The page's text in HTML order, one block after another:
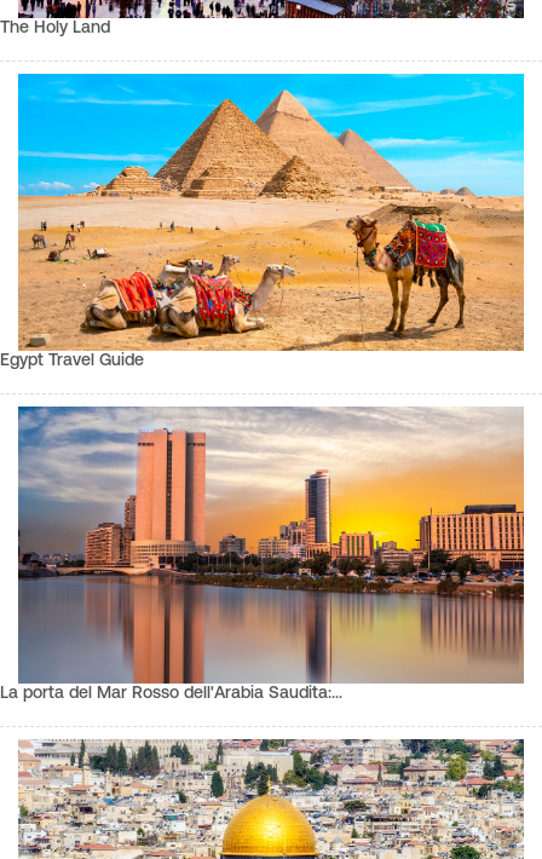
The Holy Land
Egypt Travel Guide
La porta del Mar Rosso dell'Arabia Saudita:…